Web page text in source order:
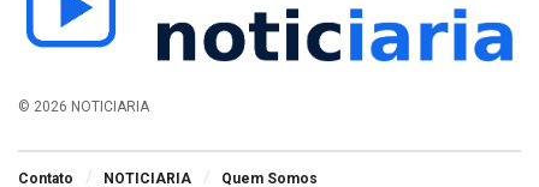
© 2026 NOTICIARIA
Contato NOTICIARIA Quem Somos